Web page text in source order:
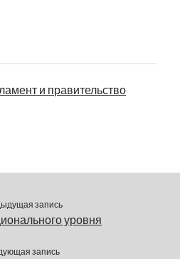
и правительство
запись
уровня
запись